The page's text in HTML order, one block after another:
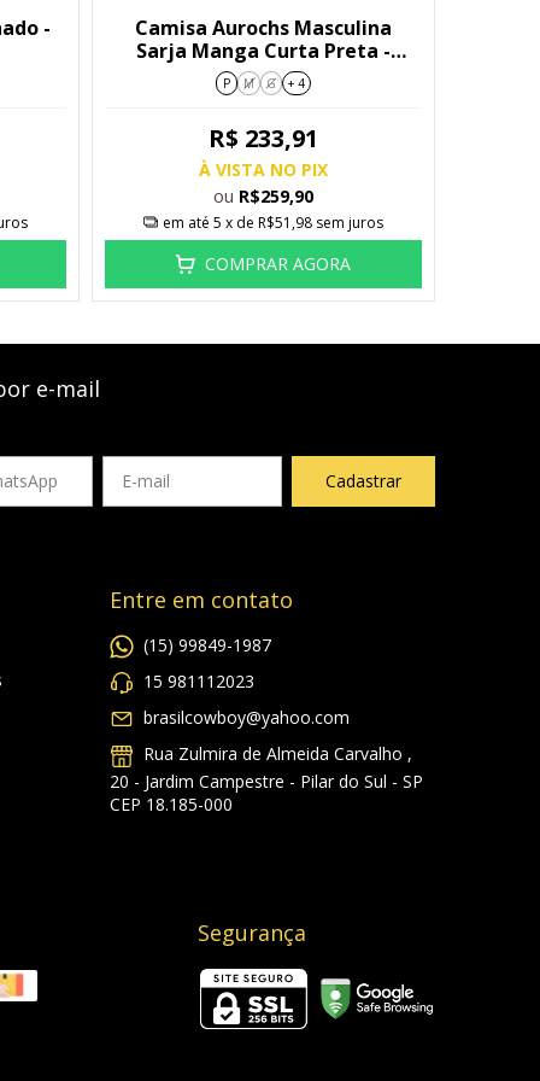
-
Camisa Aurochs Masculina
Sarja Manga Curta Preta -
9217546
P M G + 4
R$ 233,91
À VISTA NO PIX
ou R$259,90
em até 5 x de R$51,98 sem juros
COMPRAR AGORA
e-mail
Entre em contato
(15) 99849-1987
15 981112023
brasilcowboy@yahoo.com
Rua Zulmira de Almeida Carvalho ,
20 - Jardim Campestre - Pilar do Sul - SP
CEP 18.185-000
Segurança